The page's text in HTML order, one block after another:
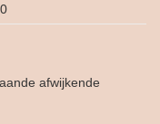
afwijkende